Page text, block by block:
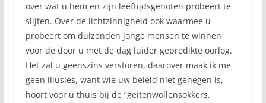
over wat u hem en zijn leeftijdsgenoten probeert te
slijten. Over de lichtzinnigheid ook waarmee u
probeert om duizenden jonge mensen te winnen
voor de door u met de dag luider gepredikte oorlog.
Het zal u geenszins verstoren, daarover maak ik me
geen illusies, want wie uw beleid niet genegen is,
hoort voor u thuis bij de “geitenwollensokkers,